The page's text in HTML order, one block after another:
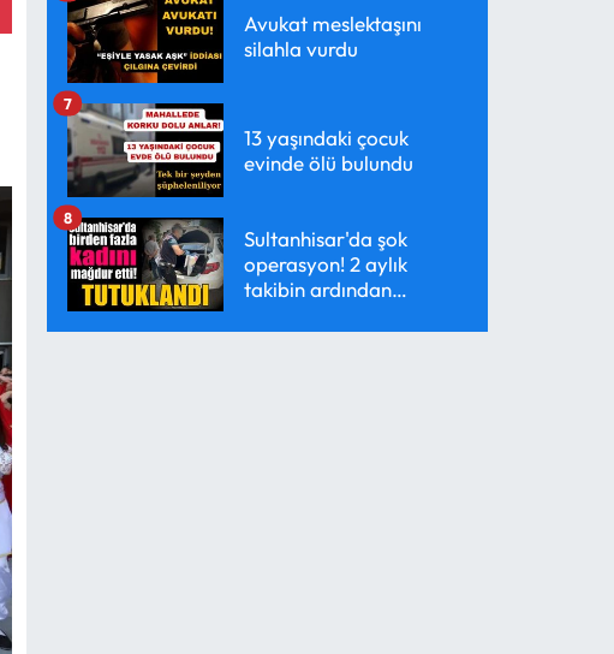
Avukat meslektaşını
silahla vurdu
13 yaşındaki çocuk
evinde ölü bulundu
7
Sultanhisar'da şok
operasyon! 2 aylık
takibin ardından
8